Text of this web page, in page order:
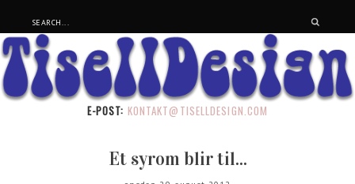
E-POST: KONTAKT@TISELLDESIGN.COM
Et syrom blir til...